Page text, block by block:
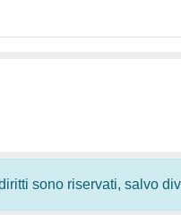
sono riservati, salvo